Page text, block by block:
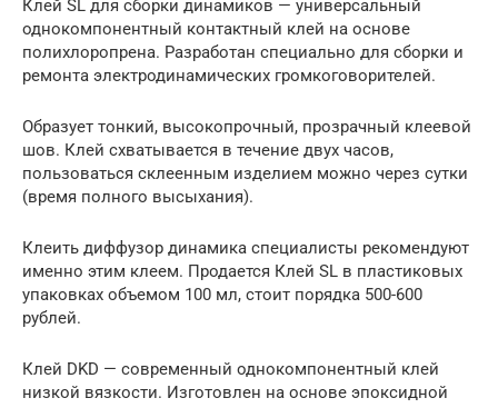
Клей SL для сборки динамиков — универсальный
однокомпонентный контактный клей на основе
полихлоропрена. Разработан специально для сборки и
ремонта электродинамических громкоговорителей.
Образует тонкий, высокопрочный, прозрачный клеевой
шов. Клей схватывается в течение двух часов,
пользоваться склеенным изделием можно через сутки
(время полного высыхания).
Клеить диффузор динамика специалисты рекомендуют
именно этим клеем. Продается Клей SL в пластиковых
упаковках объемом 100 мл, стоит порядка 500-600
рублей.
Клей DKD — современный однокомпонентный клей
низкой вязкости. Изготовлен на основе эпоксидной